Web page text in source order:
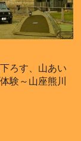
ろす、山あい
験～山座熊川